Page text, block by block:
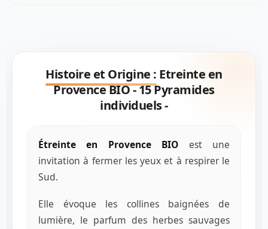
Histoire et Origine : Etreinte en
Provence BIO - 15 Pyramides
individuels -
Étreinte en Provence BIO est une
invitation à fermer les yeux et à respirer le
Sud.
Elle évoque les collines baignées de
lumière, le parfum des herbes sauvages